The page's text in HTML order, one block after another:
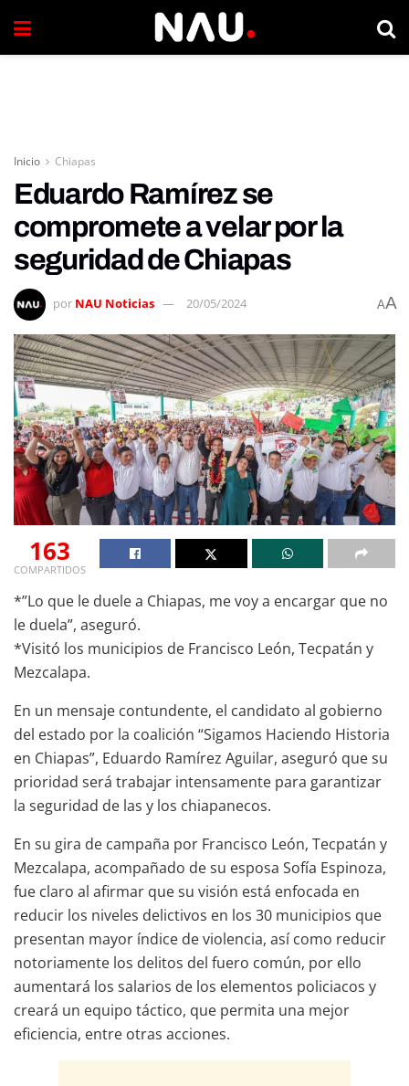
Inicio Chiapas
Eduardo Ramírez se
compromete a velar por la
seguridad de Chiapas
por NAU Noticias 20/05/2024 AA
163
COMPARTIDOS
*”Lo que le duele a Chiapas, me voy a encargar que no
le duela”, aseguró.
*Visitó los municipios de Francisco León, Tecpatán y
Mezcalapa.
En un mensaje contundente, el candidato al gobierno
del estado por la coalición “Sigamos Haciendo Historia
en Chiapas”, Eduardo Ramírez Aguilar, aseguró que su
prioridad será trabajar intensamente para garantizar
la seguridad de las y los chiapanecos.
En su gira de campaña por Francisco León, Tecpatán y
Mezcalapa, acompañado de su esposa Sofía Espinoza,
fue claro al afirmar que su visión está enfocada en
reducir los niveles delictivos en los 30 municipios que
presentan mayor índice de violencia, así como reducir
notoriamente los delitos del fuero común, por ello
aumentará los salarios de los elementos policiacos y
creará un equipo táctico, que permita una mejor
eficiencia, entre otras acciones.